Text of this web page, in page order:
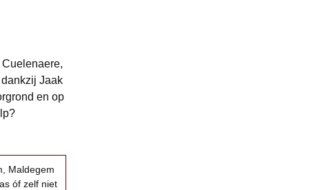
Jaak
en op
Maldegem
óf zelf niet